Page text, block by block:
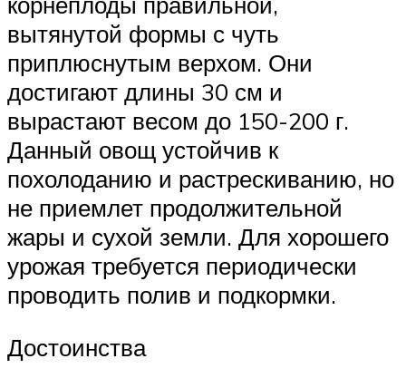
вытянутой формы с чуть
приплюснутым верхом. Они
достигают длины 30 см и
вырастают весом до 150-200 г.
Данный овощ устойчив к
похолоданию и растрескиванию, но
не приемлет продолжительной
жары и сухой земли. Для хорошего
урожая требуется периодически
проводить полив и подкормки.
Достоинства